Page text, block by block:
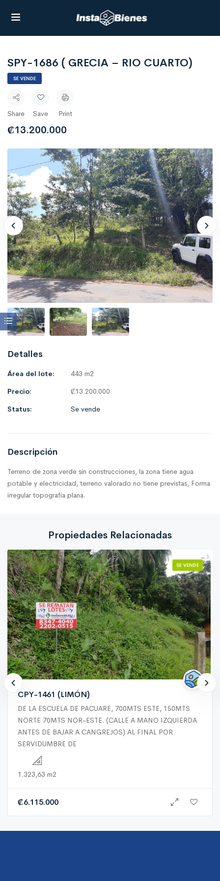
SPY-1686 ( GRECIA – RIO CUARTO)
SE VENDE
Share Save Print
₡13.200.000
Detalles
Área del lote:
443 m2
Precio:
₡13.200.000
Status:
Se vende
Descripción
Terreno de zona verde sin construcciones, la zona tiene agua
potable y electricidad, terreno valorado no tiene previstas, Forma
irregular topografía plana.
Propiedades Relacionadas
SE VENDE
CPY-1461 (LIMÓN)
DE LA ESCUELA DE PACUARE, 700MTS ESTE, 150MTS
NORTE 70MTS NOR-ESTE. (CALLE A MANO IZQUIERDA
ANTES DE BAJAR A CANGREJOS) AL FINAL POR
SERVIDUMBRE DE
1.323,63 m2
₡6.115.000